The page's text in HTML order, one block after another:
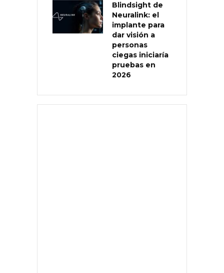
Blindsight de
Neuralink: el
implante para
dar visión a
personas
ciegas iniciaría
pruebas en
2026